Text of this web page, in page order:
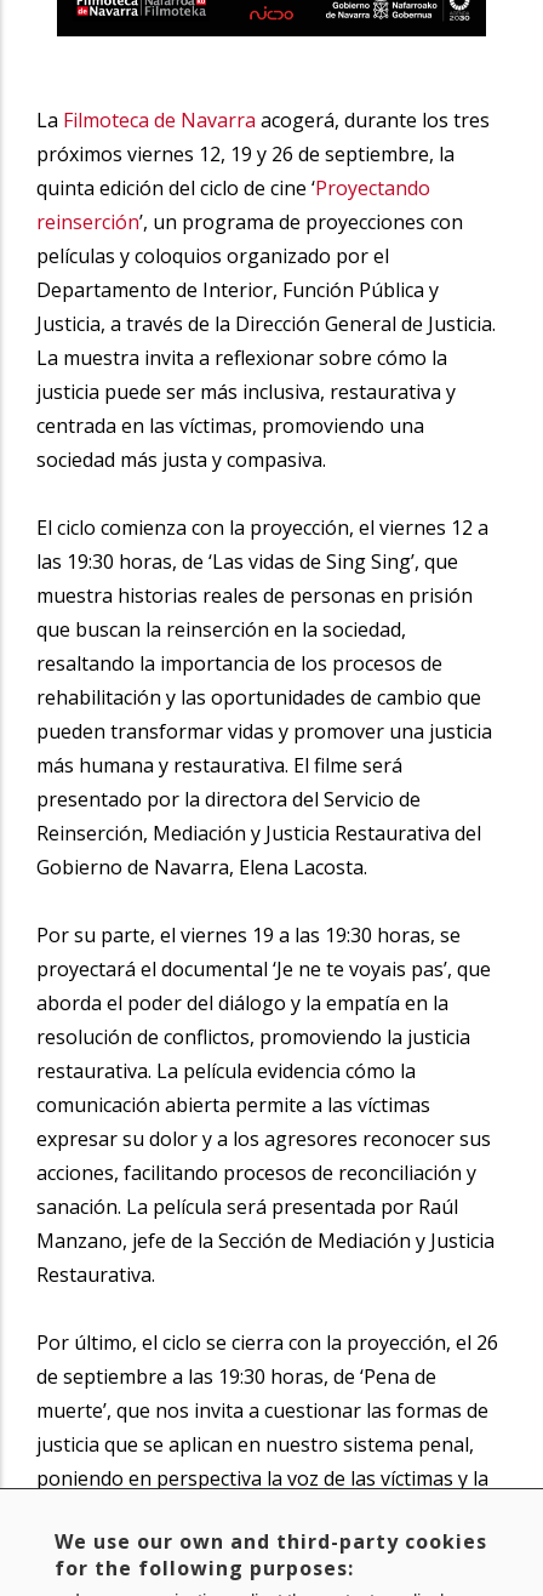
La Filmoteca de Navarra acogerá, durante los tres
próximos viernes 12, 19 y 26 de septiembre, la
quinta edición del ciclo de cine ‘Proyectando
reinserción’, un programa de proyecciones con
películas y coloquios organizado por el
Departamento de Interior, Función Pública y
Justicia, a través de la Dirección General de Justicia.
La muestra invita a reflexionar sobre cómo la
justicia puede ser más inclusiva, restaurativa y
centrada en las víctimas, promoviendo una
sociedad más justa y compasiva.
El ciclo comienza con la proyección, el viernes 12 a
las 19:30 horas, de ‘Las vidas de Sing Sing’, que
muestra historias reales de personas en prisión
que buscan la reinserción en la sociedad,
resaltando la importancia de los procesos de
rehabilitación y las oportunidades de cambio que
pueden transformar vidas y promover una justicia
más humana y restaurativa. El filme será
presentado por la directora del Servicio de
Reinserción, Mediación y Justicia Restaurativa del
Gobierno de Navarra, Elena Lacosta.
Por su parte, el viernes 19 a las 19:30 horas, se
proyectará el documental ‘Je ne te voyais pas’, que
aborda el poder del diálogo y la empatía en la
resolución de conflictos, promoviendo la justicia
restaurativa. La película evidencia cómo la
comunicación abierta permite a las víctimas
expresar su dolor y a los agresores reconocer sus
acciones, facilitando procesos de reconciliación y
sanación. La película será presentada por Raúl
Manzano, jefe de la Sección de Mediación y Justicia
Restaurativa.
Por último, el ciclo se cierra con la proyección, el 26
de septiembre a las 19:30 horas, de ‘Pena de
muerte’, que nos invita a cuestionar las formas de
justicia que se aplican en nuestro sistema penal,
poniendo en perspectiva la voz de las víctimas y la
en alternativas que respeten la dignidad humana y
brinden reparación efectiva a quienes han sufrido.
We use our own and third-party cookies
for the following purposes: